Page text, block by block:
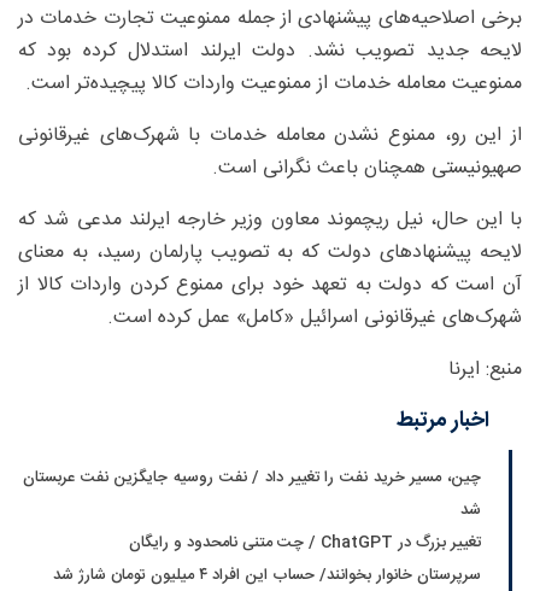
برخی اصلاحیه‌های پیشنهادی از جمله ممنوعیت تجارت خدمات در
لایحه جدید تصویب نشد. دولت ایرلند استدلال کرده بود که
ممنوعیت معامله خدمات از ممنوعیت واردات کالا پیچیده‌تر است.
از این رو، ممنوع نشدن معامله خدمات با شهرک‌های غیرقانونی
صهیونیستی همچنان باعث نگرانی است.
با این حال، نیل ریچموند معاون وزیر خارجه ایرلند مدعی شد که
لایحه پیشنهادهای دولت که به تصویب پارلمان رسید، به معنای
آن است که دولت به تعهد خود برای ممنوع کردن واردات کالا از
شهرک‌های غیرقانونی اسرائیل «کامل» عمل کرده است.
منبع: ایرنا
اخبار مرتبط
چین، مسیر خرید نفت را تغییر داد / نفت روسیه جایگزین نفت عربستان
شد
تغییر بزرگ در ChatGPT / چت متنی نامحدود و رایگان
سرپرستان خانوار بخوانند/ حساب این افراد ۴ میلیون تومان شارژ شد